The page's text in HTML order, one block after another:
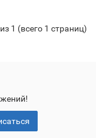
1 (всего 1 страниц)